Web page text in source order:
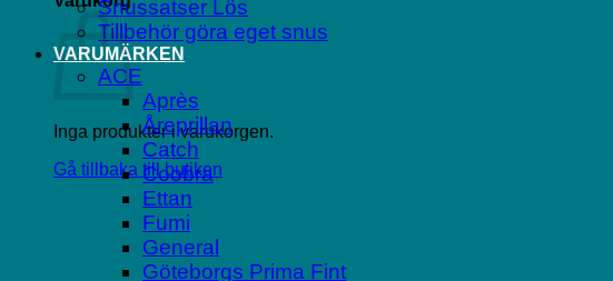
Inga produkter i varukorgen.
Gå tillbaka till butiken
Snussatser Lös
Tillbehör göra eget snus
VARUMÄRKEN
ACE
Après
Åreprillan
Catch
Coobra
Ettan
Fumi
General
Göteborgs Prima Fint